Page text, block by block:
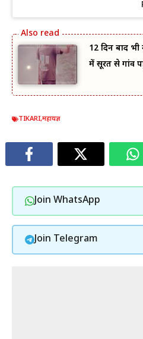
12 दिन बाद
में सूरत से गांव
TIKARI,महायज्ञ
Join WhatsApp
Join Telegram